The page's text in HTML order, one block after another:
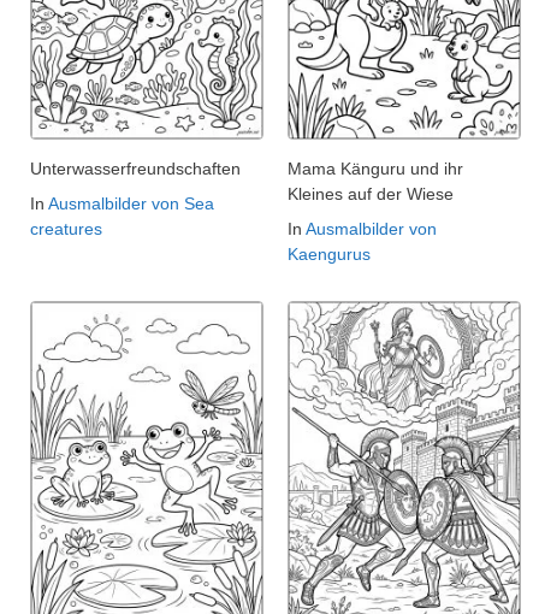
Unterwasserfreundschaften
In Ausmalbilder von Sea
creatures
Mama Känguru und ihr
Kleines auf der Wiese
In Ausmalbilder von
Kaengurus